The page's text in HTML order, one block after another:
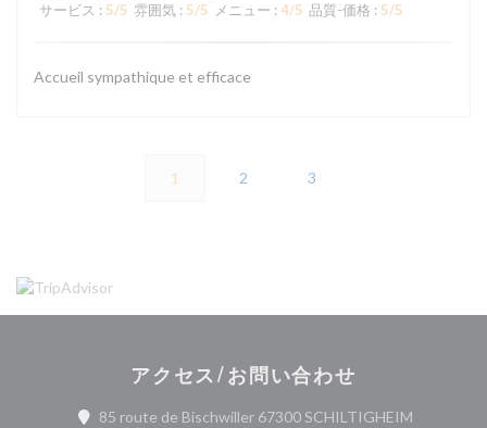
サービス : 5/5 雰囲気 : 5/5 メニュー : 4/5 品質-価格 : 5/5
Accueil sympathique et efficace
1 2 3
アクセス/お問い合わせ
85 route de Bischwiller 67300 SCHILTIGHEIM